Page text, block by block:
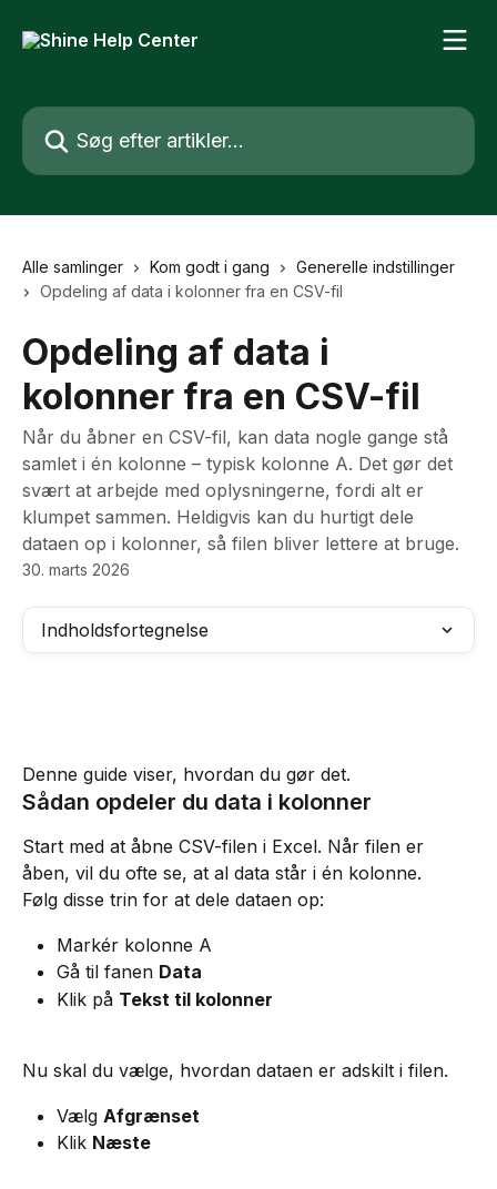
Søg efter artikler...
Alle samlinger Kom godt i gang
Generelle indstillinger
Opdeling af data i kolonner fra en CSV-fil
Opdeling af data i
kolonner fra en CSV-fil
Når du åbner en CSV-fil, kan data nogle gange stå
samlet i én kolonne – typisk kolonne A. Det gør det
svært at arbejde med oplysningerne, fordi alt er
klumpet sammen. Heldigvis kan du hurtigt dele
dataen op i kolonner, så filen bliver lettere at bruge.
30. marts 2026
Indholdsfortegnelse
Denne guide viser, hvordan du gør det.
Sådan opdeler du data i kolonner
Start med at åbne CSV-filen i Excel. Når filen er
åben, vil du ofte se, at al data står i én kolonne.
Følg disse trin for at dele dataen op:
Markér kolonne A
Gå til fanen Data
Klik på Tekst til kolonner
Nu skal du vælge, hvordan dataen er adskilt i filen.
Vælg Afgrænset
Klik Næste